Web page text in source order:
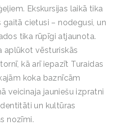
Ekskursijas laikā tika
cietusi – nodegusi, un
tika rūpīgi atjaunota.
aplūkot vēsturiskās
kā arī iepazīt Turaidas
koka baznīcām
veicinaja jauniešu izpratni
un kultūras
nozīmi.